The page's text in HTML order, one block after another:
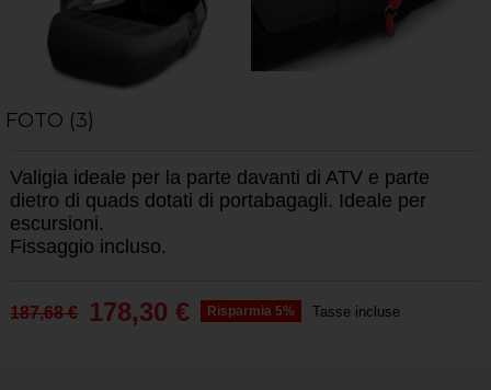
FOTO (3)
Valigia ideale per la parte davanti di ATV e parte
dietro di quads dotati di portabagagli. Ideale per
escursioni.
Fissaggio incluso.
187,68 € 178,30 € Risparmia 5% Tasse incluse